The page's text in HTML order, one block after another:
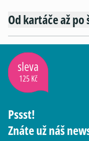
Od kartáče až po
sleva
125 Kč
Pssst!
Znáte už náš